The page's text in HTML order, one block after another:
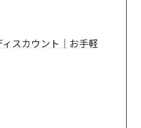
スカウント｜お手軽